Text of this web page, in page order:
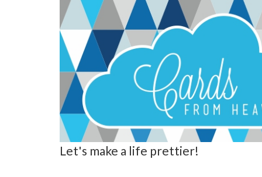
Cards From Heaven
Let's make a life prettier!